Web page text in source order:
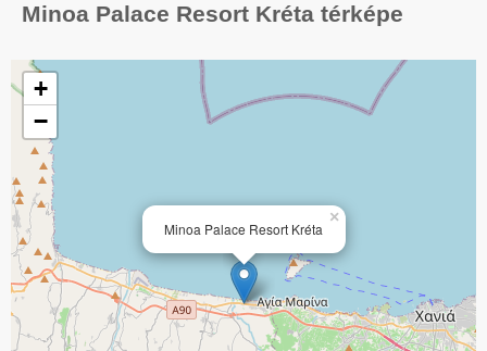
Minoa Palace Resort Kréta térképe
Minoa Palace Resort Kréta
×
+
−